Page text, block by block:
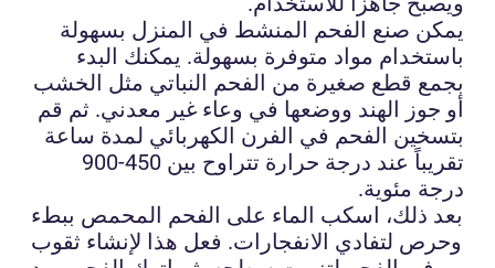
يمكن صنع الفحم المنشط في المنزل بسهولة
باستخدام مواد متوفرة بسهولة. يمكنك البدء
بجمع قطع صغيرة من الفحم النباتي مثل الخشب
أو جوز الهند ووضعها في وعاء غير معدني. ثم قم
بتسخين الفحم في الفرن الكهربائي لمدة ساعة
تقريباً عند درجة حرارة تتراوح بين 450-900
درجة مئوية.
بعد ذلك، اسكب الماء على الفحم المحمص ببطء
وحرص لتفادي الانفجارات. فعل هذا لإنشاء ثقوب